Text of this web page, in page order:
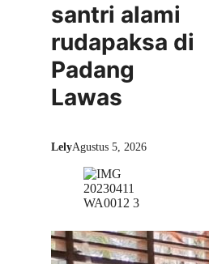
santri alami
rudapaksa di
Padang
Lawas
LelyAgustus 5, 2026